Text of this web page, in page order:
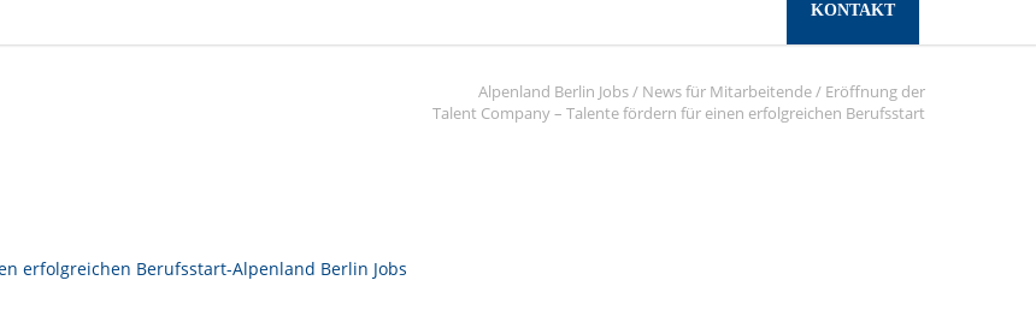
KONTAKT
Alpenland Berlin Jobs/ News für Mitarbeitende/ Eröffnung der
Talent Company – Talente fördern für einen erfolgreichen Berufsstart